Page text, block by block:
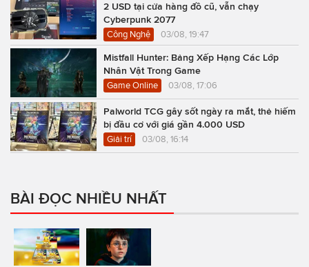
2 USD tại cửa hàng đồ cũ, vẫn chạy
Cyberpunk 2077
Công Nghệ 03/08, 19:47
Mistfall Hunter: Bảng Xếp Hạng Các Lớp
Nhân Vật Trong Game
Game Online 03/08, 17:06
Palworld TCG gây sốt ngày ra mắt, thẻ hiếm
bị đầu cơ với giá gần 4.000 USD
Giải trí 03/08, 16:14
BÀI ĐỌC NHIỀU NHẤT